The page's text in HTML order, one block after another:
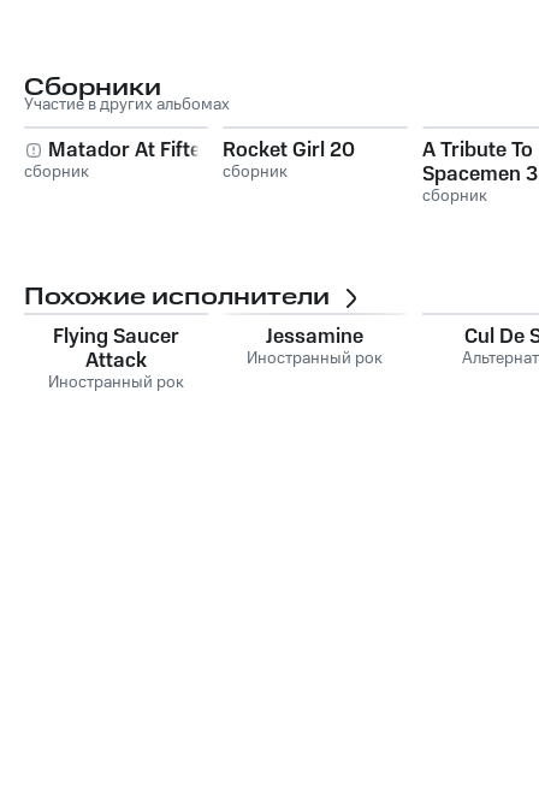
Сборники
Участие в других альбомах
Matador At Fifteen
сборник
Rocket Girl 20
сборник
A Tribute To
Spacemen 3
сборник
Похожие исполнители
Flying Saucer
Attack
Иностранный рок
Jessamine
Иностранный рок
Cul De